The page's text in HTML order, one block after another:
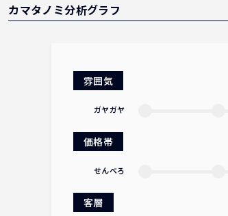
カマタノミ分析グラフ
雰囲気
ガヤガヤ
価格帯
せんべろ
客層